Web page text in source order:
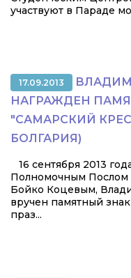
участвуют в Параде
17.09.2013
НАГРАЖДЕН
"САМАРСКИЙ
БОЛГАРИЯ)
16 сентября 2013
Полномочным Послом
Бойко Коцевым,
вручен памятный
праз...